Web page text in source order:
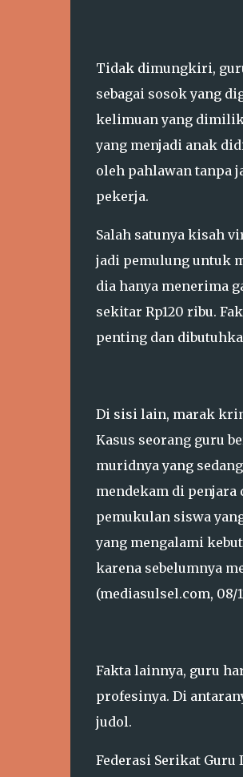
Tidak dimungkiri,
sebagai sosok yang
kelimuan yang
yang menjadi anak
oleh pahlawan tanpa
pekerja.
Salah satunya kisah
jadi pemulung untuk
dia hanya menerima
sekitar Rp120 ribu.
penting dan
Di sisi lain, marak
Kasus seorang guru
muridnya yang
mendekam di
pemukulan siswa
yang mengalami
karena sebelumnya
(mediasulsel.com, 08/
Fakta lainnya, guru
profesinya. Di
judol.
Federasi Serikat